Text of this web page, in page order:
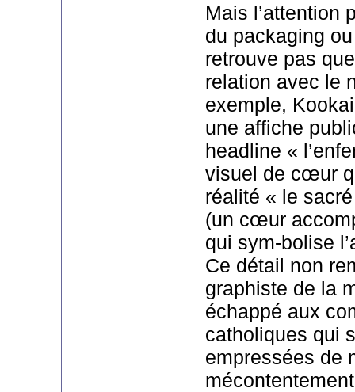
Mais l’attention
du packaging
retrouve pas
relation avec le
exemple,
une affiche
headline «
visuel de cœur
réalité « le
(un cœur
qui sym-bolise
Ce détail non
graphiste de la
échappé aux
catholiques qui
empressées de